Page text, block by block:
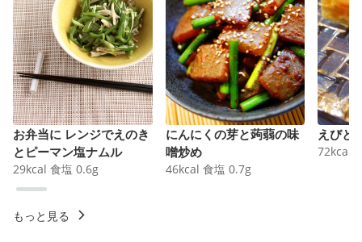
お弁当に レンジでえのき
とピーマン塩ナムル
29kcal 食塩 0.6g
にんにくの芽と蒟蒻の味
噌炒め
46kcal 食塩 0.7g
えびと
72kcal
もっと見る